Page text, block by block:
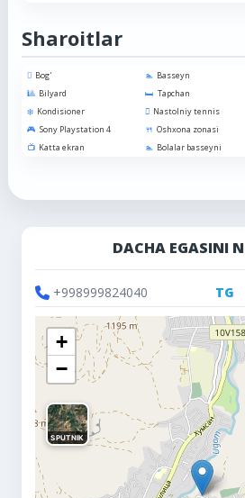
Sharoitlar
Bog' Basseyn
Bilyard
Tapchan
Kondisioner
Nastolniy tennis
Sony Playstation 4
Oshxona zonasi
Katta ekran
Bolalar basseyni
DACHA EGASINI
+998999824040 TG
+
−
SPUTNIK